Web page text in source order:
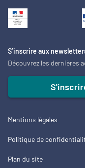
S’inscrire aux
Découvrez les dernières
Mentions légales
Politique de
Plan du site